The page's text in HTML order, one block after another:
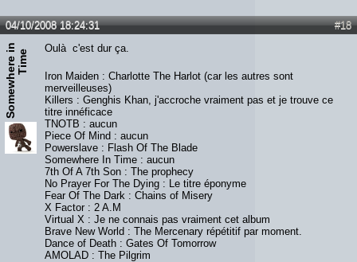
#18
04/10/2008 18:24:31
S
o
m
e
w
h
e
r
ei
n
T
i
me
Oulà c'est dur ça.
Iron Maiden : Charlotte The Harlot (car les autres sont
merveilleuses)
Killers : Genghis Khan, j'accroche vraiment pas et je trouve ce
titre innéficace
TNOTB : aucun
Piece Of Mind : aucun
Powerslave : Flash Of The Blade
Somewhere In Time : aucun
7th Of A 7th Son : The prophecy
No Prayer For The Dying : Le titre éponyme
Fear Of The Dark : Chains of Misery
X Factor : 2 A.M
Virtual X : Je ne connais pas vraiment cet album
Brave New World : The Mercenary répétitif par moment.
Dance of Death : Gates Of Tomorrow
AMOLAD : The Pilgrim